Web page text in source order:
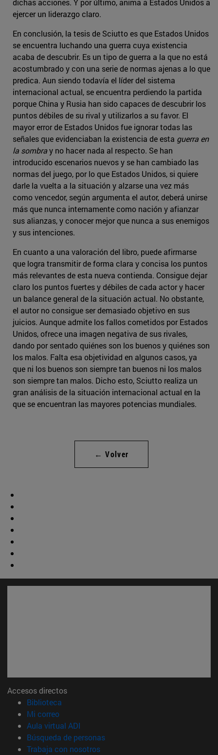
dichas acciones. Y por último, anima a Estados Unidos a
ejercer un liderazgo claro.
En conclusión, la tesis de Sciutto es que Estados Unidos
se encuentra luchando una guerra cuya existencia
acaba de descubrir. Es un tipo de guerra a la que no está
acostumbrado y con una serie de normas ajenas a lo que
predica. Aun siendo todavía el líder del sistema
internacional actual, se encuentra perdiendo la partida
porque China y Rusia han sido capaces de descubrir los
puntos débiles de su rival y utilizarlos a su favor. El
mayor error de Estados Unidos fue ignorar todas las
señales que evidenciaban la existencia de esta guerra en
la sombray no hacer nada al respecto. Se han
introducido escenarios nuevos y se han cambiado las
normas del juego, por lo que Estados Unidos, si quiere
darle la vuelta a la situación y alzarse una vez más
como vencedor, según argumenta el autor, deberá unirse
más que nunca internamente como nación y afianzar
sus alianzas, y conocer mejor que nunca a sus enemigos
y sus intenciones.
En cuanto a una valoración del libro, puede afirmarse
que logra transmitir de forma clara y concisa los puntos
más relevantes de esta nueva contienda. Consigue dejar
claro los puntos fuertes y débiles de cada actor y hacer
un balance general de la situación actual. No obstante,
el autor no consigue ser demasiado objetivo en sus
juicios. Aunque admite los fallos cometidos por Estados
Unidos, ofrece una imagen negativa de sus rivales,
dando por sentado quiénes son los buenos y quiénes son
los malos. Falta esa objetividad en algunos casos, ya
que ni los buenos son siempre tan buenos ni los malos
son siempre tan malos. Dicho esto, Sciutto realiza un
gran análisis de la situación internacional actual en la
que se encuentran las mayores potencias mundiales.
← Volver
Accesos directos
Biblioteca
Mi correo(abre en nueva ventana)
Aula virtual ADI
Búsqueda de personas(abre en nueva ventana)
Trabaja con nosotros(abre en nueva ventana)